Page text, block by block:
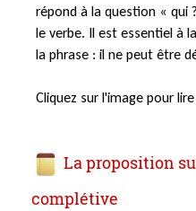
répond à la question « qui
le verbe. Il est essentiel à
la phrase : il ne peut être
Cliquez sur l'image pour
La proposition
complétive